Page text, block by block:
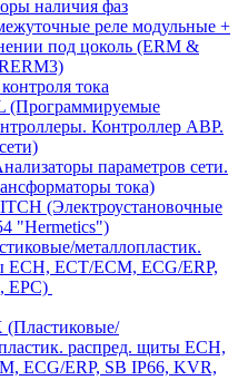
наличия фаз
реле модульные +
под цоколь (ERM &
тока
(Программируемые
Контроллер АВР.
параметров сети.
тока)
(Электроустановочные
"Hermetics")
металлопластик.
ECH, ECT/ECM, ECG/ERP,
EPC)
распред. щиты ECH,
ECG/ERP, SB IP66, KVR,